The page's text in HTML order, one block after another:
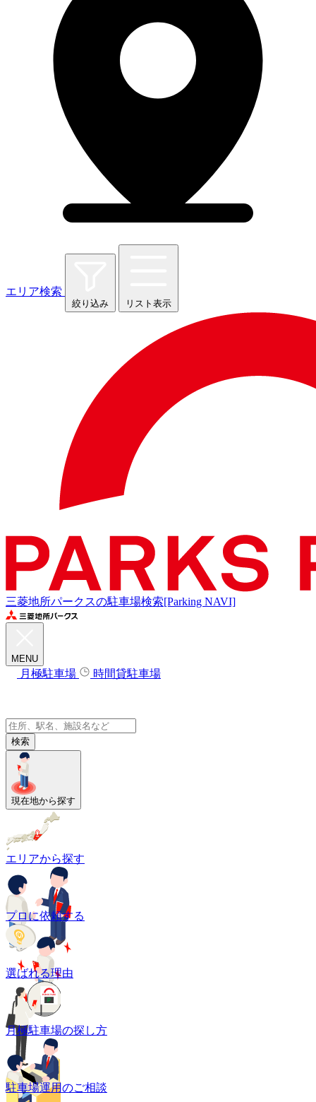
エリア検索
絞り込み リスト表示
三菱地所パークスの駐車場検索[Parking NAVI]
MENU
月極駐車場 時間貸駐車場
検索
現在地から探す
エリアから探す
プロに依頼する
選ばれる理由
月極駐車場の探し方
駐車場運用のご相談